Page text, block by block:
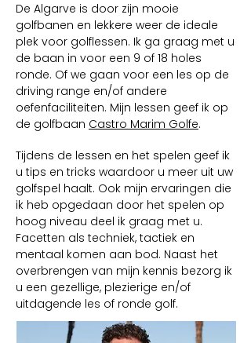
De Algarve is door zijn mooie
golfbanen en lekkere weer de ideale
plek voor golflessen. Ik ga graag met u
de baan in voor een 9 of 18 holes
ronde. Of we gaan voor een les op de
driving range en/of andere
oefenfaciliteiten. Mijn lessen geef ik op
de golfbaan Castro Marim Golfe.
Tijdens de lessen en het spelen geef ik
u tips en tricks waardoor u meer uit uw
golfspel haalt. Ook mijn ervaringen die
ik heb opgedaan door het spelen op
hoog niveau deel ik graag met u.
Facetten als techniek, tactiek en
mentaal komen aan bod. Naast het
overbrengen van mijn kennis bezorg ik
u een gezellige, plezierige en/of
uitdagende les of ronde golf.